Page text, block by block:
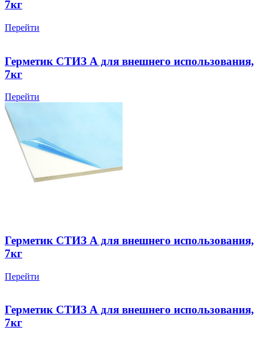
7кг
Перейти
Герметик СТИЗ А для внешнего использования,
7кг
Перейти
Герметик СТИЗ А для внешнего использования,
7кг
Перейти
Герметик СТИЗ А для внешнего использования,
7кг